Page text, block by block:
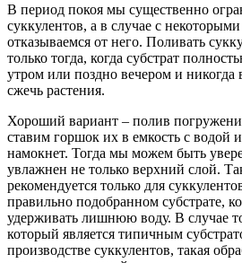
В период покоя мы существенно
суккулентов, а в случае с
отказываемся от него. Поливать
только тогда, когда субстрат
утром или поздно вечером и
сжечь растения.
Хороший вариант – полив
ставим горшок их в емкость с водой
намокнет. Тогда мы можем быть
увлажнен не только верхний слой.
рекомендуется только для
правильно подобранном субстрате,
удерживать лишнюю воду. В случае
который является типичным
производстве суккулентов, такая